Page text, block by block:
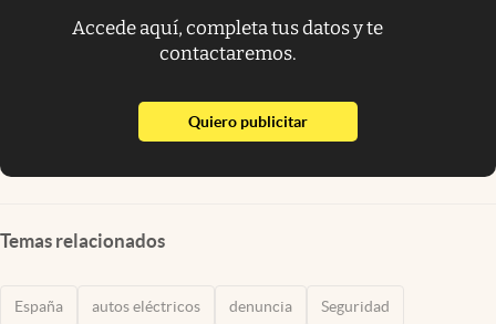
Accede aquí, completa tus datos y te
contactaremos.
Quiero publicitarabre en nueva pestaña
Temas relacionados
España autos eléctricos denuncia Seguridad